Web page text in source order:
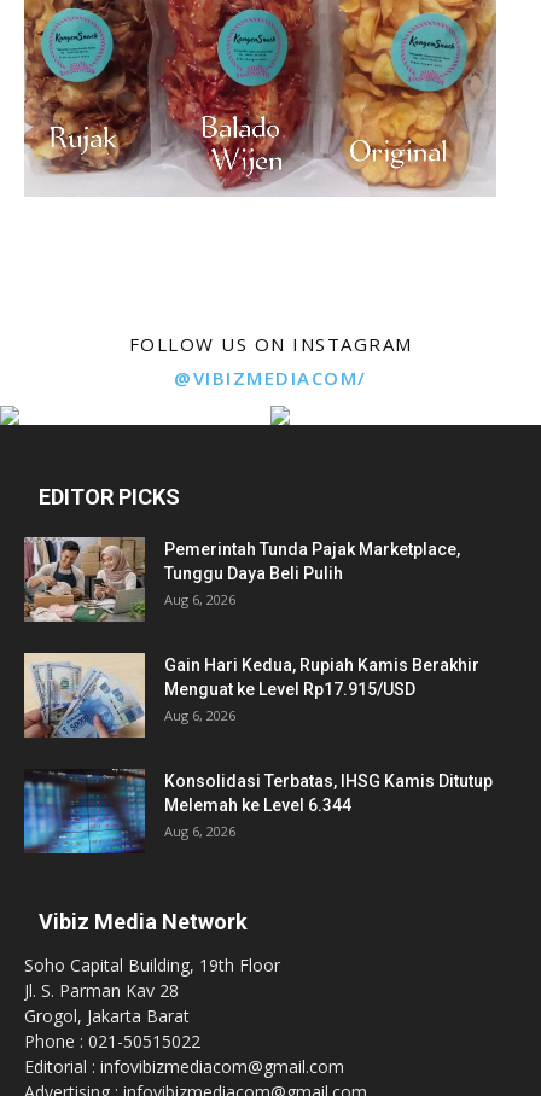
FOLLOW US ON INSTAGRAM
@VIBIZMEDIACOM/
EDITOR PICKS
Pemerintah Tunda Pajak Marketplace,
Tunggu Daya Beli Pulih
Aug 6, 2026
Gain Hari Kedua, Rupiah Kamis Berakhir
Menguat ke Level Rp17.915/USD
Aug 6, 2026
Konsolidasi Terbatas, IHSG Kamis Ditutup
Melemah ke Level 6.344
Aug 6, 2026
Vibiz Media Network
Soho Capital Building, 19th Floor
Jl. S. Parman Kav 28
Grogol, Jakarta Barat
Phone : 021-50515022
Editorial : infovibizmediacom@gmail.com